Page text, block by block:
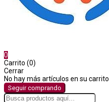
0
Carrito (0)
Cerrar
No hay más artículos en su carrito
Seguir comprando